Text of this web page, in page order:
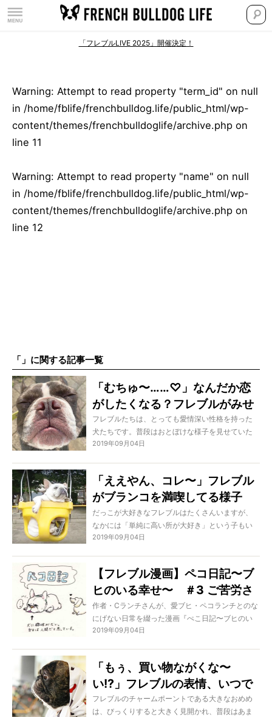
「フレブルLIVE 2025」開催決定！
Warning: Attempt to read property "term_id" on null
in /home/fblife/frenchbulldog.life/public_html/wp-
content/themes/frenchbulldoglife/archive.php on
line 11
Warning: Attempt to read property "name" on null
in /home/fblife/frenchbulldog.life/public_html/wp-
content/themes/frenchbulldoglife/archive.php on
line 12
「」に関する記事一覧
「むちゅ〜……♡」なんだか恋
がしたくなる？フレブルがみせ
る”ラブな風景”3選。
フレブルたちは、とっても愛情深い性格を持った
犬たちです。普段はおとぼけな様子を見せていた
としても時に賢く、オーナーの感情には敏感で、
ルたちの様子を見ていたら…なんだか「恋」がした
くなるような、ラブを感じる風景なんかがチラホ
ラあるのでした。ということで、秋を感じられる
ようになってきたこの時期に、そんな愛の溢れた
風景をちょっとだけご紹介しちゃいます。
2019年09月04日
「ええやん、コレ〜」フレブル
がブランコを満喫してる様子
が、のほほんとしていて癒され
る【動画】
だっこが大好きなフレブルはたくさんいますが、
なかには「単純に高い所が大好き」という子もい
ます。椅子に乗ると喜んだり、公園などで高さの
さて、今回は公園にある遊具の定番、「ブラン
コ」に乗るフレブルたちの動画をご紹介します。
その様子を見ていたら、なんだか笑えてくるほど
にのほほんとしていたのです。
2019年09月04日
【フレブル漫画】ペコ日記〜ブ
ヒのいる幸せ〜 ＃3 ご苦労さ
ま 作・Cランチ
作者・Cランチさんが、愛ブヒ・ペコランチとのな
にげない日常を綴った漫画『ぺこ日記〜ブヒのい
る幸せ〜』。
2019年09月04日
「もぅ、買い物ながくな〜
い!?」フレブルの表情、いつで
もちょっぴりオーバー説。
フレブルのチャームポーントである大きなおめめ
は、びっくりすると大きく見開かれ、普段はあま